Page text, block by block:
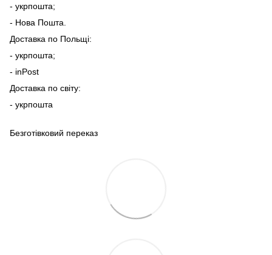
- укрпошта;
- Нова Пошта.
Доставка по Польщі:
- укрпошта;
- inPost
Доставка по світу:
- укрпошта
Безготівковий переказ